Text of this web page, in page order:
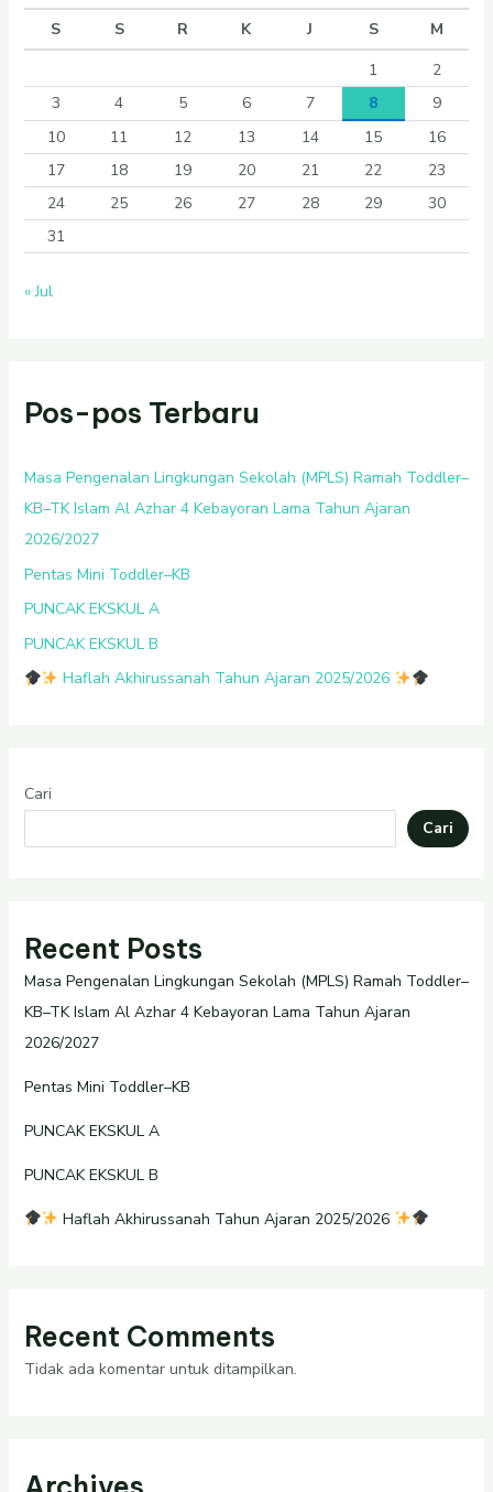
S
S R K J S
M
1
2
3
4 5 6 7 8
9
10
11 12 13 14 15
16
17
18 19 20 21 22
23
24
25 26 27 28 29
30
31
« Jul
Pos-pos Terbaru
Masa Pengenalan Lingkungan Sekolah (MPLS) Ramah Toddler–
KB–TK Islam Al Azhar 4 Kebayoran Lama Tahun Ajaran
2026/2027
Pentas Mini Toddler–KB
PUNCAK EKSKUL A
PUNCAK EKSKUL B
Haflah Akhirussanah Tahun Ajaran 2025/2026
Cari
Cari
Recent Posts
Masa Pengenalan Lingkungan Sekolah (MPLS) Ramah Toddler–
KB–TK Islam Al Azhar 4 Kebayoran Lama Tahun Ajaran
2026/2027
Pentas Mini Toddler–KB
PUNCAK EKSKUL A
PUNCAK EKSKUL B
Haflah Akhirussanah Tahun Ajaran 2025/2026
Recent Comments
Tidak ada komentar untuk ditampilkan.